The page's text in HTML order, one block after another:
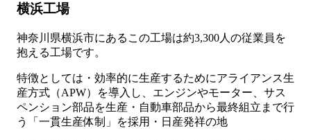
横浜工場
神奈川県横浜市にあるこの工場は約3,300人の従業員を
抱える工場です。
特徴としては・効率的に生産するためにアライアンス生
産方式（APW）を導入し、エンジンやモーター、サス
ペンション部品を生産・自動車部品から最終組立まで行
う「一貫生産体制」を採用・日産発祥の地